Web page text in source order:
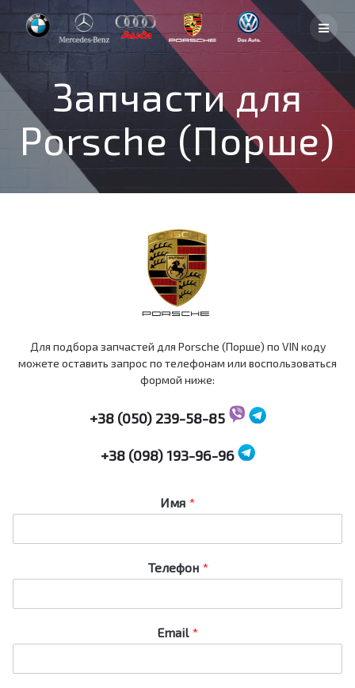
to
content
Запчасти для
Porsche (Порше)
Для подбора запчастей для Porsche (Порше) по VIN коду
можете оставить запрос по телефонам или воспользоваться
формой ниже:
+38 (050) 239-58-85
+38 (098) 193-96-96
Имя *
Телефон *
Email *